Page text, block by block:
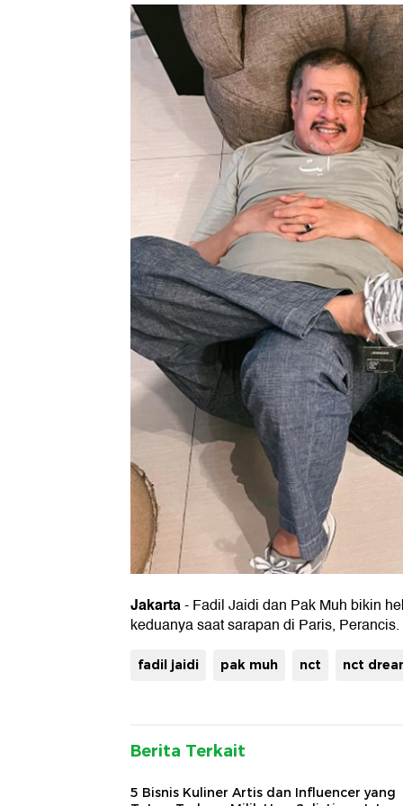
Jakarta- Fadil Jaidi dan Pak Muh bikin
keduanya saat sarapan di Paris, Perancis.
fadil jaidi pak muh nct nct
Berita Terkait
5 Bisnis Kuliner Artis dan Influencer yang